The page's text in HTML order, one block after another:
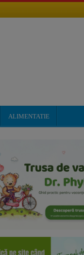
ALIMENTATIE